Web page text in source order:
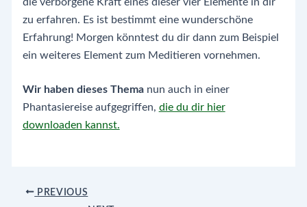
zu erfahren. Es ist bestimmt eine wunderschöne
Erfahrung! Morgen könntest du dir dann zum Beispiel
ein weiteres Element zum Meditieren vornehmen.
Wir haben dieses Themanun auch in einer
Phantasiereise aufgegriffen, die du dir hier
downloaden kannst.
Post PREVIOUS